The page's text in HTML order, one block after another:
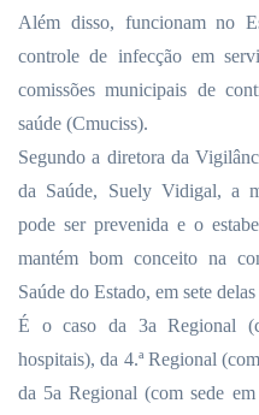
Além disso, funcionam no
controle de infecção em
comissões municipais de
saúde (Cmuciss).
Segundo a diretora da
da Saúde, Suely Vidigal, a
pode ser prevenida e o
mantém bom conceito na
Saúde do Estado, em sete
É o caso da 3a Regional
hospitais), da 4.ª Regional
da 5a Regional (com sede